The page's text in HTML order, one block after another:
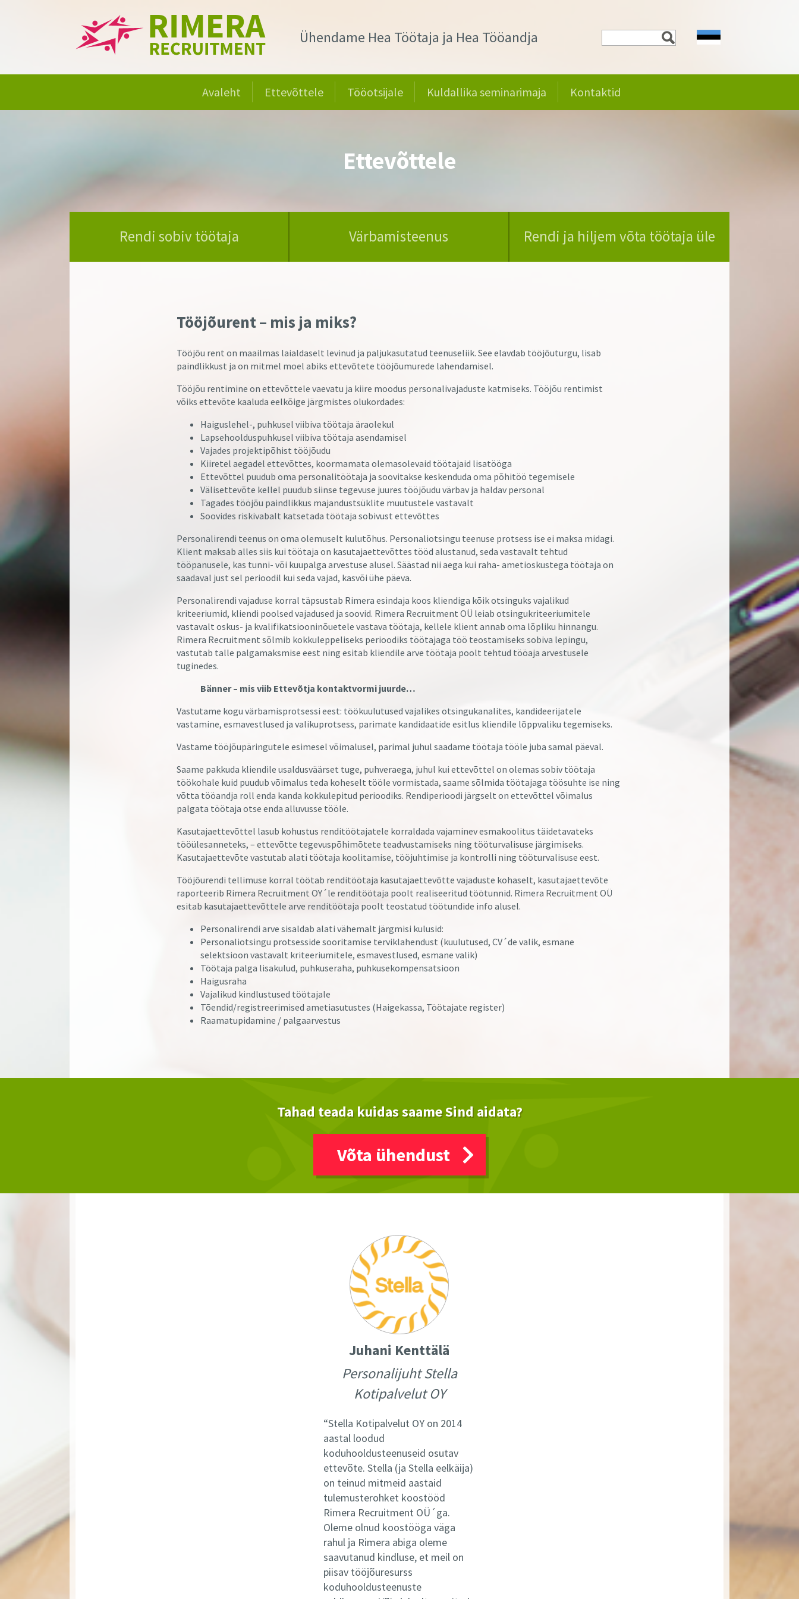
Ühendame Hea Töötaja ja Hea Tööandja
Avaleht Ettevõttele Tööotsijale Kuldallika seminarimaja Kontaktid
Ettevõttele
Rendi sobiv töötaja Värbamisteenus Rendi ja hiljem võta töötaja üle
Tööjõurent – mis ja miks?
Tööjõu rent on maailmas laialdaselt levinud ja paljukasutatud teenuseliik. See elavdab tööjõuturgu, lisab
paindlikkust ja on mitmel moel abiks ettevõtete tööjõumurede lahendamisel.
Tööjõu rentimine on ettevõttele vaevatu ja kiire moodus personalivajaduste katmiseks. Tööjõu rentimist
võiks ettevõte kaaluda eelkõige järgmistes olukordades:
Haiguslehel-, puhkusel viibiva töötaja äraolekul
Lapsehoolduspuhkusel viibiva töötaja asendamisel
Vajades projektipõhist tööjõudu
Kiiretel aegadel ettevõttes, koormamata olemasolevaid töötajaid lisatööga
Ettevõttel puudub oma personalitöötaja ja soovitakse keskenduda oma põhitöö tegemisele
Välisettevõte kellel puudub siinse tegevuse juures tööjõudu värbav ja haldav personal
Tagades tööjõu paindlikkus majandustsüklite muutustele vastavalt
Soovides riskivabalt katsetada töötaja sobivust ettevõttes
Personalirendi teenus on oma olemuselt kulutõhus. Personaliotsingu teenuse protsess ise ei maksa midagi.
Klient maksab alles siis kui töötaja on kasutajaettevõttes tööd alustanud, seda vastavalt tehtud
tööpanusele, kas tunni- või kuupalga arvestuse alusel. Säästad nii aega kui raha- ametioskustega töötaja on
saadaval just sel perioodil kui seda vajad, kasvõi ühe päeva.
Personalirendi vajaduse korral täpsustab Rimera esindaja koos kliendiga kõik otsinguks vajalikud
kriteeriumid, kliendi poolsed vajadused ja soovid. Rimera Recruitment OÜ leiab otsingukriteeriumitele
vastavalt oskus- ja kvalifikatsiooninõuetele vastava töötaja, kellele klient annab oma lõpliku hinnangu.
Rimera Recruitment sõlmib kokkuleppeliseks perioodiks töötajaga töö teostamiseks sobiva lepingu,
vastutab talle palgamaksmise eest ning esitab kliendile arve töötaja poolt tehtud tööaja arvestusele
tuginedes.
Bänner – mis viib Ettevõtja kontaktvormi juurde…
Vastutame kogu värbamisprotsessi eest: töökuulutused vajalikes otsingukanalites, kandideerijatele
vastamine, esmavestlused ja valikuprotsess, parimate kandidaatide esitlus kliendile lõppvaliku tegemiseks.
Vastame tööjõupäringutele esimesel võimalusel, parimal juhul saadame töötaja tööle juba samal päeval.
Saame pakkuda kliendile usaldusväärset tuge, puhveraega, juhul kui ettevõttel on olemas sobiv töötaja
töökohale kuid puudub võimalus teda koheselt tööle vormistada, saame sõlmida töötajaga töösuhte ise ning
võtta tööandja roll enda kanda kokkulepitud perioodiks. Rendiperioodi järgselt on ettevõttel võimalus
palgata töötaja otse enda alluvusse tööle.
Kasutajaettevõttel lasub kohustus renditöötajatele korraldada vajaminev esmakoolitus täidetavateks
tööülesanneteks, – ettevõtte tegevuspõhimõtete teadvustamiseks ning tööturvalisuse järgimiseks.
Kasutajaettevõte vastutab alati töötaja koolitamise, tööjuhtimise ja kontrolli ning tööturvalisuse eest.
Tööjõurendi tellimuse korral töötab renditöötaja kasutajaettevõtte vajaduste kohaselt, kasutajaettevõte
raporteerib Rimera Recruitment OY´le renditöötaja poolt realiseeritud töötunnid. Rimera Recruitment OÜ
esitab kasutajaettevõttele arve renditöötaja poolt teostatud töötundide info alusel.
Personalirendi arve sisaldab alati vähemalt järgmisi kulusid:
Personaliotsingu protsesside sooritamise terviklahendust (kuulutused, CV´de valik, esmane
selektsioon vastavalt kriteeriumitele, esmavestlused, esmane valik)
Töötaja palga lisakulud, puhkuseraha, puhkusekompensatsioon
Haigusraha
Vajalikud kindlustused töötajale
Tõendid/registreerimised ametiasutustes (Haigekassa, Töötajate register)
Raamatupidamine / palgaarvestus
Tahad teada kuidas saame Sind aidata?
Võta ühendust
Juhani Kenttälä
Personalijuht Stella
Kotipalvelut OY
Stella Kotipalvelut OY on 2014
aastal loodud
koduhooldusteenuseid osutav
ettevõte. Stella (ja Stella eelkäija)
on teinud mitmeid aastaid
tulemusterohket koostööd
Rimera Recruitment OÜ´ga.
Oleme olnud koostööga väga
rahul ja Rimera abiga oleme
saavutanud kindluse, et meil on
piisav tööjõuresurss
koduhooldusteenuste